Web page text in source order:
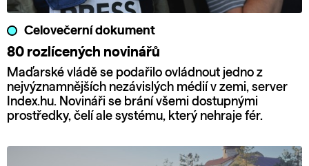
Celovečerní dokument
80 rozlícených novinářů
Maďarské vládě se podařilo ovládnout jedno z
nejvýznamnějších nezávislých médií v zemi, server
Index.hu. Novináři se brání všemi dostupnými
prostředky, čelí ale systému, který nehraje fér.